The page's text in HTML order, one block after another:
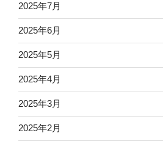
2025年7月
2025年6月
2025年5月
2025年4月
2025年3月
2025年2月